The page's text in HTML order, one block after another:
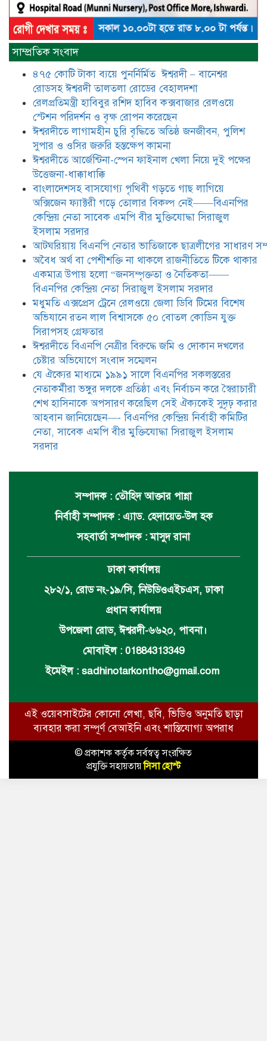
আটঘরিয়ায় বিএনপি নেতার ভাতিজাকে ছাত্রলীগের সাধারণ
​​অবৈধ অর্থ বা পেশীশক্তি না থাকলে
রাজনীতিতে টিকে থাকার একমাত্র উপায়
বিএনপির কেন্দ্রিয় নেতা সিরাজুল ইসলাম
সরদার
মধুমতি এক্সপ্রেস ট্রেনে রেলওয়ে জেলা
ডিবি টিমের বিশেষ অভিযানে রতন লাল
বিশ্বাসকে ৫০ বোতল কোডিন যুক্ত
সিরাপসহ গ্রেফতার
ঈশ্বরদীতে বিএনপি নেত্রীর বিরুদ্ধে জমি ও
দোকান দখলের চেষ্টার অভিযোগে সংবাদ
সম্মেলন
যে ঐক্যের মাধ্যমে ১৯৯১ সালে
বিএনপির সকলস্তরের নেতাকর্মীরা ভঙ্গুর
দলকে প্রতিষ্ঠা এবং নির্বাচন করে
স্বৈরাচারী শেখ হাসিনাকে অপসারণ
করেছিল সেই ঐক্যকেই সুদৃঢ় করার
আহবান জানিয়েছেন—- বিএনপির কেন্দ্রিয় নির্বাহী কমিটির নেতা,
সাবেক এমপি বীর মুক্তিযোদ্ধা সিরাজুল ইসলাম সরদার
সাম্প্রতিক সংবাদ
৪৭৫ কোটি টাকা ব্যয়ে পুনর্নির্মিত ঈশ্বরদী – বানেশ্বর
রোডসহ ঈশ্বরদী তালতলা রোডের বেহালদশা
রেলপ্রতিমন্ত্রী হাবিবুর রশিদ হাবিব কক্সবাজার রেলওয়ে
স্টেশন পরিদর্শন ও বৃক্ষ রোপন করেছেন
ঈশ্বরদীতে লাগামহীন চুরি বৃদ্ধিতে অতিষ্ঠ জনজীবন, পুলিশ
সুপার ও ওসির জরুরি হস্তক্ষেপ কামনা ​
ঈশ্বরদীতে আর্জেন্টিনা-স্পেন ফাইনাল খেলা নিয়ে দুই পক্ষের
উত্তেজনা-ধাক্কাধাক্কি
বাংলাদেশসহ বাসযোগ্য পৃথিবী গড়তে গাছ লাগিয়ে
অক্সিজেন ফ্যাক্টরী গড়ে তোলার বিকল্প নেই——বিএনপির
কেন্দ্রিয় নেতা সাবেক এমপি বীর মুক্তিযোদ্ধা সিরাজুল
ইসলাম সরদার
আটঘরিয়ায় বিএনপি নেতার ভাতিজাকে ছাত্রলীগের সাধারণ
​​অবৈধ অর্থ বা পেশীশক্তি না থাকলে রাজনীতিতে টিকে থাকার
একমাত্র উপায় হলো “জনসম্পৃক্ততা ও নৈতিকতা——
বিএনপির কেন্দ্রিয় নেতা সিরাজুল ইসলাম সরদার
মধুমতি এক্সপ্রেস ট্রেনে রেলওয়ে জেলা ডিবি টিমের বিশেষ
অভিযানে রতন লাল বিশ্বাসকে ৫০ বোতল কোডিন যুক্ত
সিরাপসহ গ্রেফতার
ঈশ্বরদীতে বিএনপি নেত্রীর বিরুদ্ধে জমি ও দোকান দখলের
চেষ্টার অভিযোগে সংবাদ সম্মেলন
যে ঐক্যের মাধ্যমে ১৯৯১ সালে বিএনপির সকলস্তরের
নেতাকর্মীরা ভঙ্গুর দলকে প্রতিষ্ঠা এবং নির্বাচন করে স্বৈরাচারী
শেখ হাসিনাকে অপসারণ করেছিল সেই ঐক্যকেই সুদৃঢ় করার
আহবান জানিয়েছেন—- বিএনপির কেন্দ্রিয় নির্বাহী কমিটির
নেতা, সাবেক এমপি বীর মুক্তিযোদ্ধা সিরাজুল ইসলাম
সরদার
সম্পাদক : তৌহিদ আক্তার পান্না
নির্বাহী সম্পাদক : এ্যাড. হেদায়েত-উল হক
সহবার্তা সম্পাদক : মাসুদ রানা
ঢাকা কার্যালয়
২৮২/১, রোড নং-১৯/সি, নিউডিওএইচএস, ঢাকা
প্রধান কার্যালয়
উপজেলা রোড, ঈশ্বরদী-৬৬২০, পাবনা।
মোবাইল : 01884313349
ইমেইল : sadhinotarkontho@gmail.com
এই ওয়েবসাইটের কোনো লেখা, ছবি, ভিডিও অনুমতি ছাড়া
ব্যবহার করা সম্পূর্ণ বেআইনি এবং শাস্তিযোগ্য অপরাধ
© প্রকাশক কর্তৃক সর্বস্বত্ব সংরক্ষিত
প্রযুক্তি সহায়তায়সিসা হোস্ট